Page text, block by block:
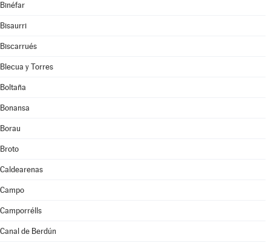
Binéfar
Bisaurri
Biscarrués
Blecua y Torres
Boltaña
Bonansa
Borau
Broto
Caldearenas
Campo
Camporrélls
Canal de Berdún